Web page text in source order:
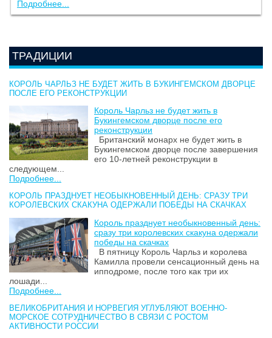
Подробнее...
ТРАДИЦИИ
КОРОЛЬ ЧАРЛЬЗ НЕ БУДЕТ ЖИТЬ В БУКИНГЕМСКОМ ДВОРЦЕ
ПОСЛЕ ЕГО РЕКОНСТРУКЦИИ
Король Чарльз не будет жить в
Букингемском дворце после его
реконструкции
Британский монарх не будет жить в
Букингемском дворце после завершения
его 10-летней реконструкции в
следующем...
Подробнее...
КОРОЛЬ ПРАЗДНУЕТ НЕОБЫКНОВЕННЫЙ ДЕНЬ: СРАЗУ ТРИ
КОРОЛЕВСКИХ СКАКУНА ОДЕРЖАЛИ ПОБЕДЫ НА СКАЧКАХ
Король празднует необыкновенный день:
сразу три королевских скакуна одержали
победы на скачках
В пятницу Король Чарльз и королева
Камилла провели сенсационный день на
ипподроме, после того как три их
лошади...
Подробнее...
ВЕЛИКОБРИТАНИЯ И НОРВЕГИЯ УГЛУБЛЯЮТ ВОЕННО-
МОРСКОЕ СОТРУДНИЧЕСТВО В СВЯЗИ С РОСТОМ
АКТИВНОСТИ РОССИИ